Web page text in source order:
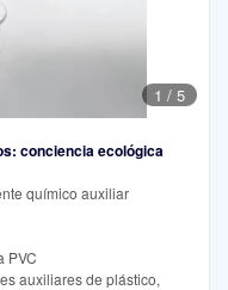
1 / 5
conciencia ecológica
químico auxiliar
PVC
auxiliares de plástico,